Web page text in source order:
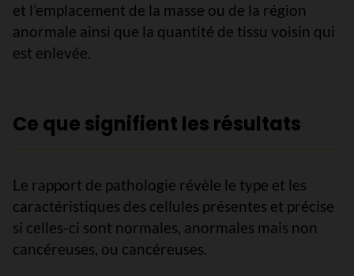
et l’emplacement de la masse ou de la région
anormale ainsi que la quantité de tissu voisin qui
est enlevée.
Ce que signifient les résultats
Le rapport de pathologie révèle le type et les
caractéristiques des cellules présentes et précise
si celles-ci sont normales, anormales mais non
cancéreuses, ou cancéreuses.